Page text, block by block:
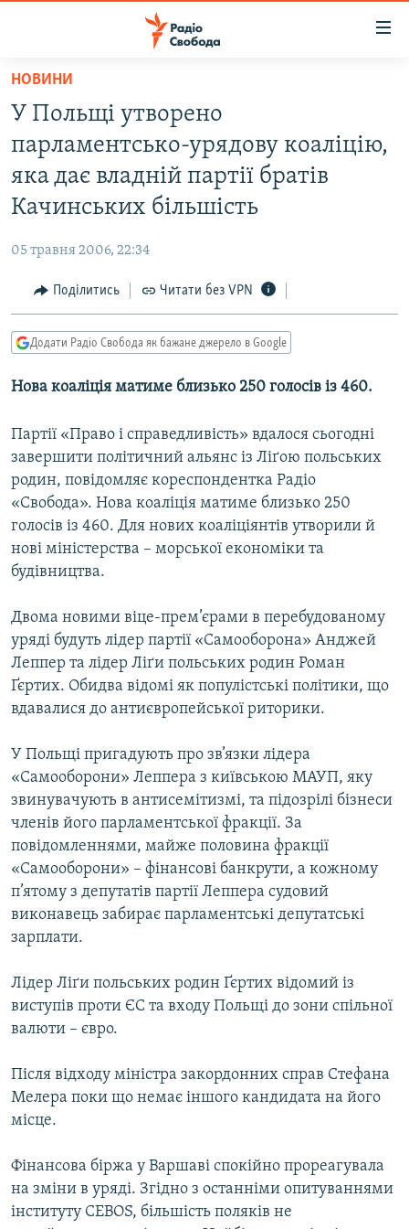
Перейти
основного
матеріалу
Перейти
до
основної
Перейти
пошуку
ВСЕ ЗА ДОБУ
СТАТТІ
СУСПІЛЬСТВО
КУЛЬТУРА
СПОРТ
СВІТ
ВІЙНА
ДОНБАС.РЕАЛІЇ
КРИМ.РЕАЛІЇ
ТИ ЯК?
КИТАЙ.ВИКЛИКИ
МУЛЬТИМЕДІА
ФОТО
СПЕЦПРОЄКТИ
ПОДКАСТИ
КРИМ РЕАЛІЇ
КТАТ
ДОЛУЧАЙСЯ!
Усі сайти RFE/RL
НОВИНИ
У Польщі утворено
парламентсько-урядову коаліцію,
яка дає владній партії братів
Качинських більшість
05 травня 2006, 22:34
Поділитись Читати без VPN
Додати Радіо Свобода як бажане джерело в Google
Нова коаліція матиме близько 250 голосів із 460.
Партії «Право і справедливість» вдалося сьогодні
завершити політичний альянс із Ліґою польських
родин, повідомляє кореспондентка Радіо
«Свобода». Нова коаліція матиме близько 250
голосів із 460. Для нових коаліціянтів утворили й
нові міністерства – морської економіки та
будівництва.
Двома новими віце-прем’єрами в перебудованому
уряді будуть лідер партії «Самооборона» Анджей
Леппер та лідер Ліґи польських родин Роман
Ґєртих. Обидва відомі як популістські політики, що
вдавалися до антиєвропейської риторики.
У Польщі пригадують про зв’язки лідера
«Самооборони» Леппера з київською МАУП, яку
звинувачують в антисемітизмі, та підозрілі бізнеси
членів його парламентської фракції. За
повідомленнями, майже половина фракції
«Самооборони» – фінансові банкрути, а кожному
п’ятому з депутатів партії Леппера судовий
виконавець забирає парламентські депутатські
зарплати.
Лідер Ліґи польських родин Ґєртих відомий із
виступів проти ЄС та входу Польщі до зони спільної
валюти – євро.
Після відходу міністра закордонних справ Стефана
Мелера поки що немає іншого кандидата на його
місце.
Фінансова біржа у Варшаві спокійно прореагувала
на зміни в уряді. Згідно з останніми опитуваннями
інституту СЕВОS, більшість поляків не